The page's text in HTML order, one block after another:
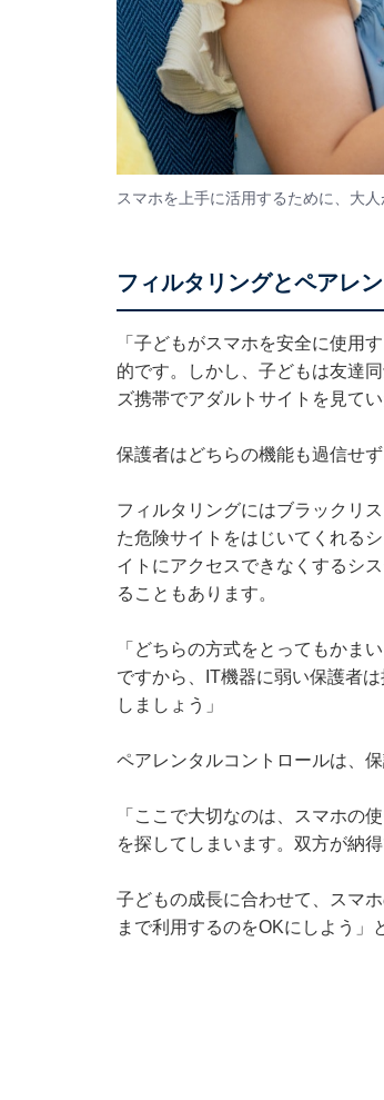
スマホを上手に活用するために、大
フィルタリングとペアレ
「子どもがスマホを安全に使用
的です。しかし、子どもは友達
ズ携帯でアダルトサイトを見て
保護者はどちらの機能も過信せ
フィルタリングにはブラックリ
た危険サイトをはじいてくれる
イトにアクセスできなくするシ
ることもあります。
「どちらの方式をとってもかま
ですから、IT機器に弱い保護者
しましょう」
ペアレンタルコントロールは、
「ここで大切なのは、スマホの
を探してしまいます。双方が納
子どもの成長に合わせて、スマ
まで利用するのをOKにしよう」